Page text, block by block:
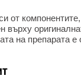
от
върху
на препарата е